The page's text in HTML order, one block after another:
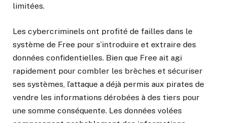
limitées.
Les cybercriminels ont profité de failles dans le
système de Free pour s’introduire et extraire des
données confidentielles. Bien que Free ait agi
rapidement pour combler les brèches et sécuriser
ses systèmes, l’attaque a déjà permis aux pirates de
vendre les informations dérobées à des tiers pour
une somme conséquente. Les données volées